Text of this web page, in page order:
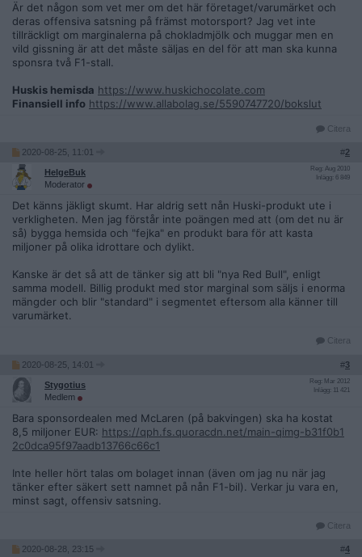
Är det någon som vet mer om det här företaget/varumärket och
deras offensiva satsning på främst motorsport? Jag vet inte
tillräckligt om marginalerna på chokladmjölk och muggar men en
vild gissning är att det måste säljas en del för att man ska kunna
sponsra två F1-stall.
Huskis hemisda https://www.huskichocolate.com
Finansiell info https://www.allabolag.se/5590747720/bokslut
Citera
2020-08-25, 11:01 #2
HelgeBuk
Moderator
Reg: Aug 2010
Inlägg: 6 849
Det känns jäkligt skumt. Har aldrig sett nån Huski-produkt ute i
verkligheten. Men jag förstår inte poängen med att (om det nu är
så) bygga hemsida och "fejka" en produkt bara för att kasta
miljoner på olika idrottare och dylikt.
Kanske är det så att de tänker sig att bli "nya Red Bull", enligt
samma modell. Billig produkt med stor marginal som säljs i enorma
mängder och blir "standard" i segmentet eftersom alla känner till
varumärket.
Citera
2020-08-25, 14:01 #3
Stygotius
Medlem
Reg: Mar 2012
Inlägg: 11 421
Bara sponsordealen med McLaren (på bakvingen) ska ha kostat
8,5 miljoner EUR: https://qph.fs.quoracdn.net/main-qimg-b31f0b1
2c0dca95f97aadb13766c66c1
Inte heller hört talas om bolaget innan (även om jag nu när jag
tänker efter säkert sett namnet på nån F1-bil). Verkar ju vara en,
minst sagt, offensiv satsning.
Citera
2020-08-28, 23:15 #4